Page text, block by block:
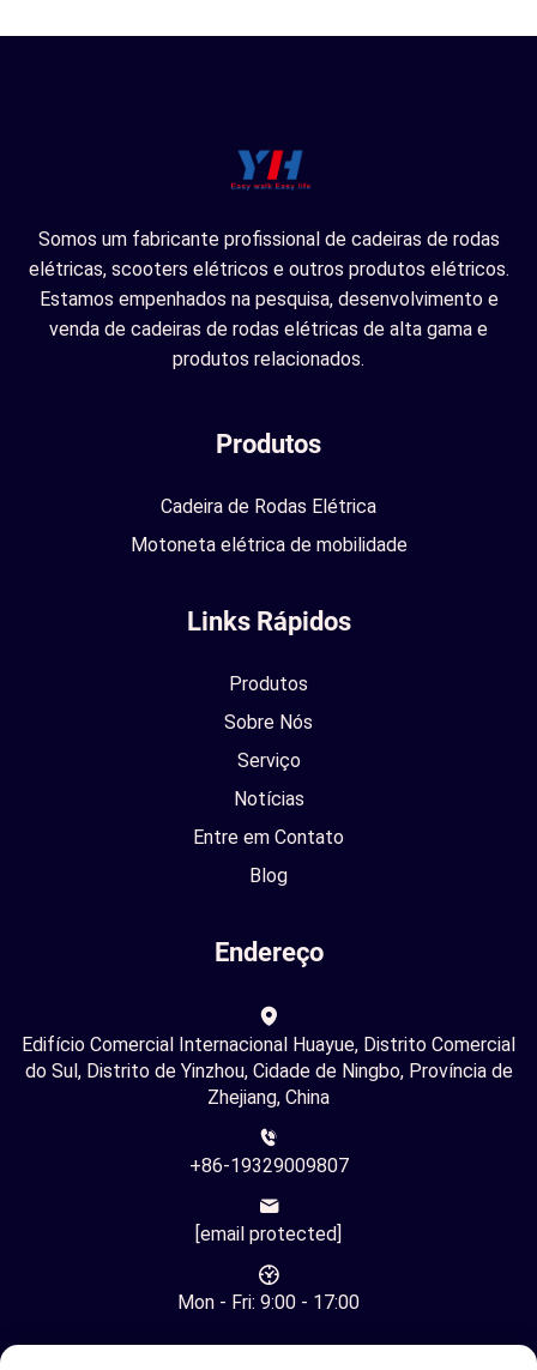
Somos um fabricante profissional de cadeiras de rodas
elétricas, scooters elétricos e outros produtos elétricos.
Estamos empenhados na pesquisa, desenvolvimento e
venda de cadeiras de rodas elétricas de alta gama e
produtos relacionados.
Produtos
Cadeira de Rodas Elétrica
Motoneta elétrica de mobilidade
Links Rápidos
Produtos
Sobre Nós
Serviço
Notícias
Entre em Contato
Blog
Endereço
Edifício Comercial Internacional Huayue, Distrito Comercial
do Sul, Distrito de Yinzhou, Cidade de Ningbo, Província de
Zhejiang, China
+86-19329009807
[email protected]
Mon - Fri: 9:00 - 17:00